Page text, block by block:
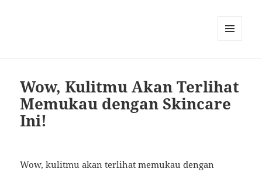
Wow, Kulitmu Akan Terlihat
Memukau dengan Skincare
Ini!
Wow, kulitmu akan terlihat memukau dengan